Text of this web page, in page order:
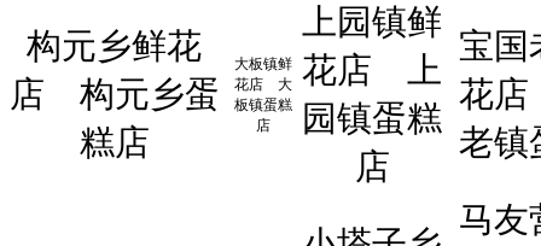
构元乡鲜花
店
构元乡蛋
糕店
大板镇鲜
花店
大
板镇蛋糕
店
上园镇鲜
花店
上
园镇蛋糕
店
宝国
花店
老镇
马友